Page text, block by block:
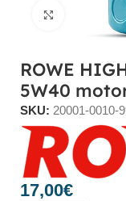
Click to
ROWE
5W40
SKU: 20001-0010-
17,00€